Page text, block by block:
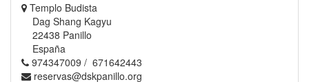
Templo Budista
Dag Shang Kagyu
22438 Panillo
España
974347009 / 671642443
reservas@dskpanillo.org